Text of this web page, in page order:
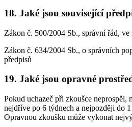
18. Jaké jsou související
Zákon č. 500/2004 Sb., správní řád,
Zákon č. 634/2004 Sb., o správních
předpisů
19. Jaké jsou opravné
Pokud uchazeč při zkoušce neprospěl,
nejdříve po 6 týdnech a nejpozději do
Opravnou zkoušku může vykonat